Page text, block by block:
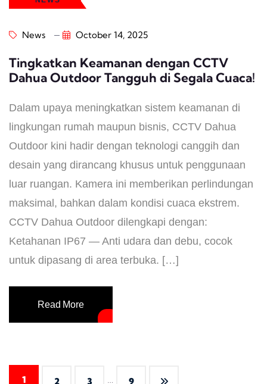
News October 14, 2025
Tingkatkan Keamanan dengan CCTV
Dahua Outdoor Tangguh di Segala Cuaca!
Dalam upaya meningkatkan sistem keamanan di
lingkungan rumah maupun bisnis, CCTV Dahua
Outdoor kini hadir dengan teknologi canggih dan
desain yang dirancang khusus untuk penggunaan
luar ruangan. Kamera ini memberikan perlindungan
maksimal, bahkan dalam kondisi cuaca ekstrem.
CCTV Dahua Outdoor dilengkapi dengan:
Ketahanan IP67 — Anti udara dan debu, cocok
untuk dipasang di area terbuka. […]
Read More
1 2 3 9